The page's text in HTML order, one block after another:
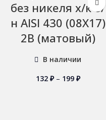
без никеля х/к б/
н AISI 430 (08Х17)
2B (матовый)
В наличии
132 ₽ – 199 ₽